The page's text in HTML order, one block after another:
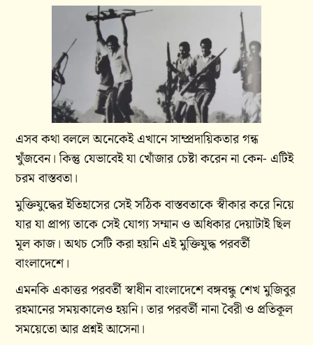
এসব কথা বললে অনেকেই এখানে সাম্প্রদায়িকতার গন্ধ
খুঁজবেন। কিন্তু যেভাবেই যা খোঁজার চেষ্টা করেন না কেন- এটিই
চরম বাস্তবতা।
মুক্তিযুদ্ধের ইতিহাসের সেই সঠিক বাস্তবতাকে স্বীকার করে নিয়ে
যার যা প্রাপ্য তাকে সেই যোগ্য সম্মান ও অধিকার দেয়াটাই ছিল
মূল কাজ। অথচ সেটি করা হয়নি এই মুক্তিযুদ্ধ পরবর্তী
বাংলাদেশে।
এমনকি একাত্তর পরবর্তী স্বাধীন বাংলাদেশে বঙ্গবন্ধু শেখ মুজিবুর
রহমানের সময়কালেও হয়নি। তার পরবর্তী নানা বৈরী ও প্রতিকূল
সময়েতো আর প্রশ্নই আসেনা।